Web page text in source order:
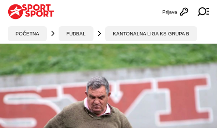
Otvori
Prijava
POČETNA FUDBAL KANTONALNA LIGA KS GRUPA B